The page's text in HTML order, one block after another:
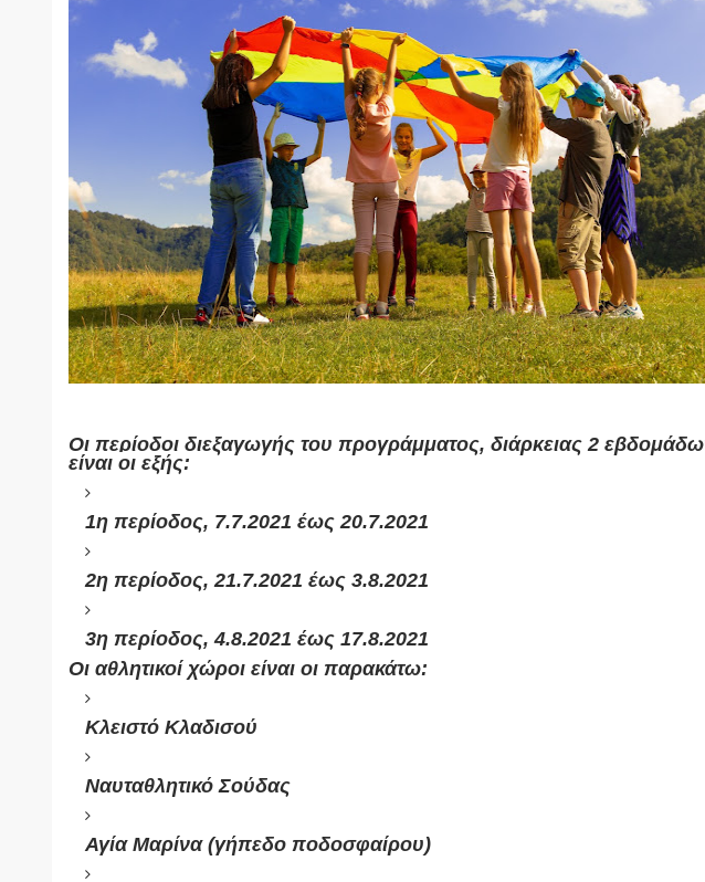
Οι περίοδοι διεξαγωγής του προγράμματος, διάρκειας 2
είναι οι εξής:
1η περίοδος, 7.7.2021 έως 20.7.2021
2η περίοδος, 21.7.2021 έως 3.8.2021
3η περίοδος, 4.8.2021 έως 17.8.2021
Οι αθλητικοί χώροι είναι οι παρακάτω:
Κλειστό Κλαδισού
Ναυταθλητικό Σούδας
Αγία Μαρίνα (γήπεδο ποδοσφαίρου)